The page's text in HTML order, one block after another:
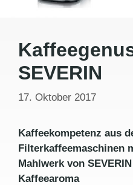
SEVERIN
17. Oktober 2017
Kaffeekompetenz aus
Filterkaffeemaschinen
Mahlwerk von
Kaffeearoma